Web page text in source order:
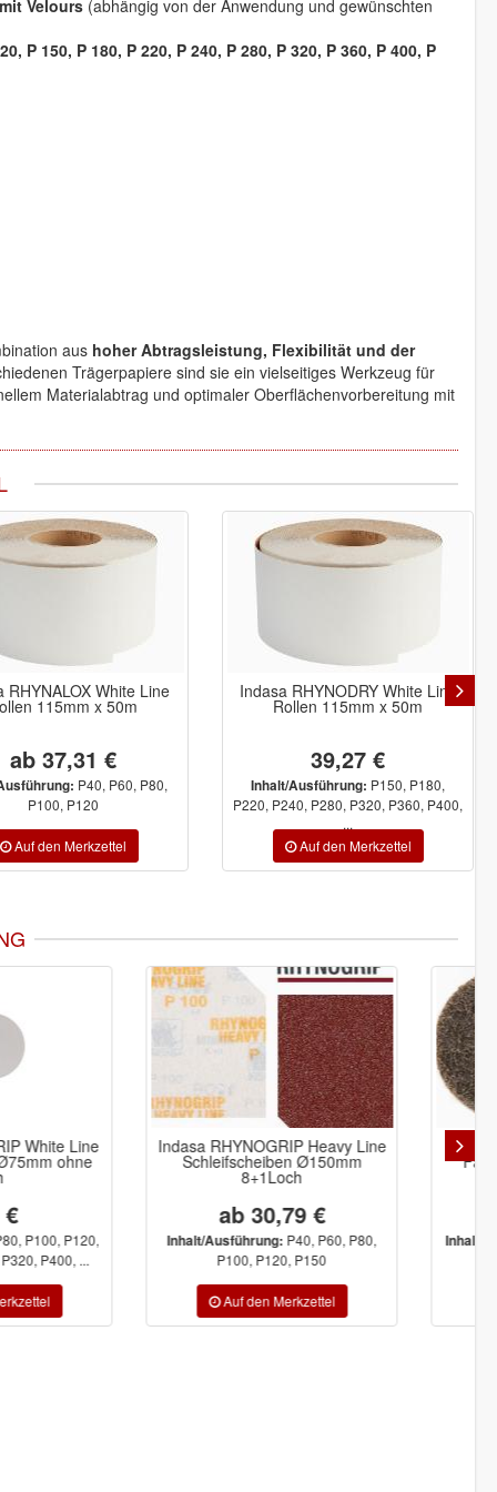
Velours (abhängig von der Anwendung und gewünschten
P 150, P 180, P 220, P 240, P 280, P 320, P 360, P 400, P
aus hoher Abtragsleistung, Flexibilität und der
Trägerpapiere sind sie ein vielseitiges Werkzeug für
Materialabtrag und optimaler Oberflächenvorbereitung mit
RHYNALOX White Line
115mm x 50m
ab 37,31 €
P40, P60, P80,
P100, P120
Indasa RHYNODRY White Line
Rollen 115mm x 50m
39,27 €
Inhalt/Ausführung: P150, P180,
P220, P240, P280, P320, P360, P400,
...
Heavy Line
Ø150mm
ab 30,79 €
P40, P60, P80,
P100, P120, P150
Indasa RHYNO
Faservliesscheibe Ø50mm
57,02 €
Inhalt/Ausführung:Coarse, Medium,
Very fine